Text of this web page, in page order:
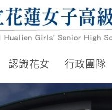
認識花女 行政團隊